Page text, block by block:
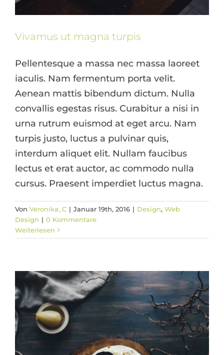
Vivamus ut magna turpis
Pellentesque a massa nec massa laoreet
iaculis. Nam fermentum porta velit.
Aenean mattis bibendum dictum. Nulla
convallis egestas risus. Curabitur a nisi in
urna rutrum euismod at eget arcu. Nam
turpis justo, luctus a pulvinar quis,
interdum aliquet elit. Nullam faucibus
lectus et erat auctor, ac commodo nulla
cursus. Praesent imperdiet luctus magna.
Von Veronika_C | Januar 19th, 2016 | Design, Web
Design | 0 Kommentare
Weiterlesen
Pellentesque gravida augue orci,
non condim